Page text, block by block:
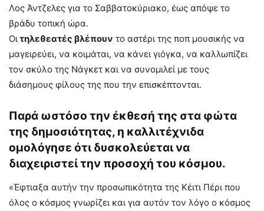
Λος Άντζελες για το Σαββατοκύριακο, έως απόψε το
βράδυ τοπική ώρα.
Οιτηλεθεατές βλέπουν το αστέρι της ποπ μουσικής να
μαγειρεύει, να κοιμάται, να κάνει γιόγκα, να καλλωπίζει
τον σκύλο της Νάγκετ και να συνομιλεί με τους
διάσημους φίλους της που την επισκέπτονται.
Παρά ωστόσο την έκθεσή της στα φώτα
της δημοσιότητας, η καλλιτέχνιδα
ομολόγησε ότι δυσκολεύεται να
διαχειριστεί την προσοχή του κόσμου.
«Έφτιαξα αυτήν την προσωπικότητα της Κέιτι Πέρι που
όλος ο κόσμος γνωρίζει και για αυτόν τον λόγο ο κόσμος